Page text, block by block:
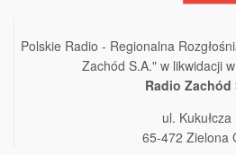
Polskie Radio - Regionalna
Zachód S.A." w likwidacji
Radio Zachód
ul. Kukułcza
65-472 Zielona